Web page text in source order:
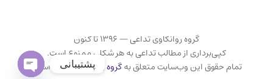
گروه روانکاوی تداعی — ۱۳۹۶ تا کنون
کپی‌برداری از مطالب تداعی به هر شکلی ممنوع است.
تمام حقوق این وب‌سایت متعلق بهگروه روانکاوی تداعی است. پشتیبانی